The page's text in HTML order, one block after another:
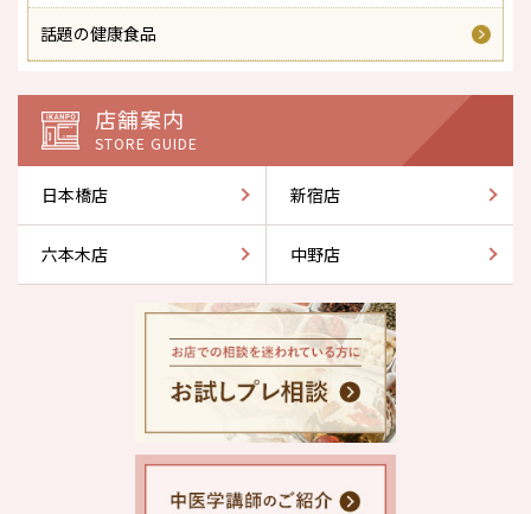
話題の健康食品
店舗案内
STORE GUIDE
日本橋店 新宿店
六本木店 中野店